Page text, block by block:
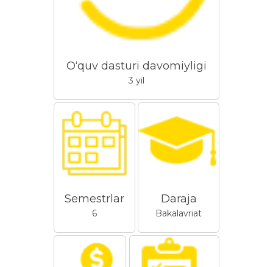
O‘quv dasturi davomiyligi
3 yil
Semestrlar
6
Daraja
Bakalavriat